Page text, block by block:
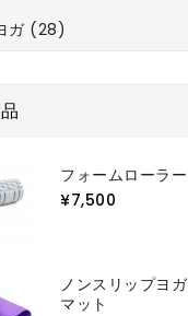
ガ (28)
フォームローラー
¥7,500
ノンスリップヨガ
マット